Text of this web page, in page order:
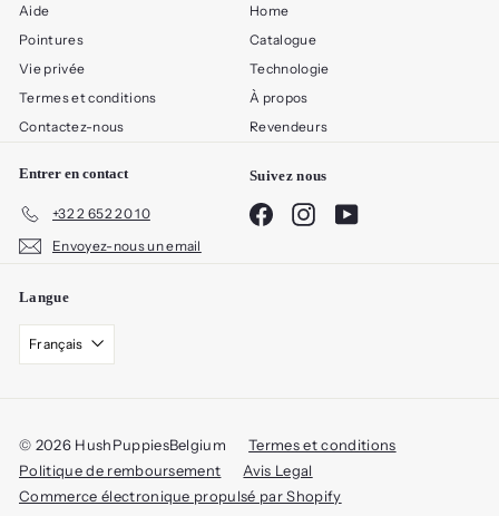
Aide
Pointures
Vie privée
Termes et conditions
Contactez-nous
Home
Catalogue
Technologie
À propos
Revendeurs
Entrer en contact
+32 2 652 20 10
Envoyez-nous un email
Suivez nous
FacebookInstagramYouTube
Langue
Français
© 2026 HushPuppiesBelgium
Termes et conditions
Politique de remboursement
Avis Legal
Commerce électronique propulsé par Shopify